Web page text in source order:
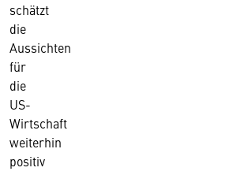
schätzt
die
Aussichten
für
die
US-
Wirtschaft
weiterhin
positiv